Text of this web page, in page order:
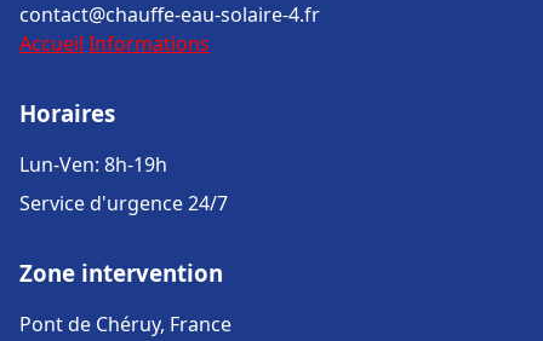
contact@chauffe-eau-solaire-4.fr
Accueil Informations
Horaires
Lun-Ven: 8h-19h
Service d'urgence 24/7
Zone intervention
Pont de Chéruy, France